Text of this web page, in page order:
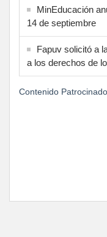
MinEducación
14 de septiembre
Fapuv solicitó a
a los derechos de
Contenido Patrocinado